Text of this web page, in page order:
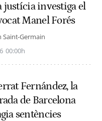
justícia investiga el
Manel Forés
Saint-Germain
00:00h
Fernández, la
de Barcelona
sentències